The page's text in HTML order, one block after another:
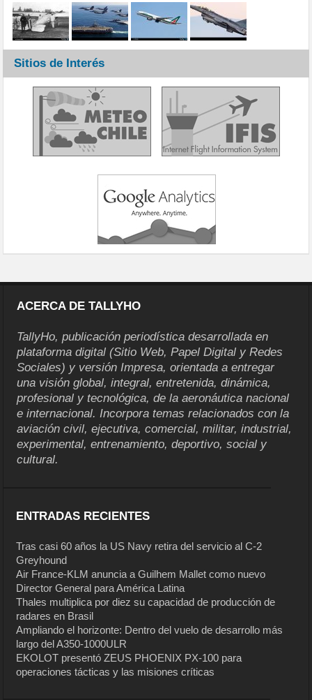
Sitios de Interés
ACERCA DE TALLYHO
TallyHo, publicación periodística desarrollada en
plataforma digital (Sitio Web, Papel Digital y Redes
Sociales) y versión Impresa, orientada a entregar
una visión global, integral, entretenida, dinámica,
profesional y tecnológica, de la aeronáutica nacional
e internacional. Incorpora temas relacionados con la
aviación civil, ejecutiva, comercial, militar, industrial,
experimental, entrenamiento, deportivo, social y
cultural.
ENTRADAS RECIENTES
Tras casi 60 años la US Navy retira del servicio al C-2
Greyhound
Air France-KLM anuncia a Guilhem Mallet como nuevo
Director General para América Latina
Thales multiplica por diez su capacidad de producción de
radares en Brasil
Ampliando el horizonte: Dentro del vuelo de desarrollo más
largo del A350-1000ULR
EKOLOT presentó ZEUS PHOENIX PX-100 para
operaciones tácticas y las misiones críticas